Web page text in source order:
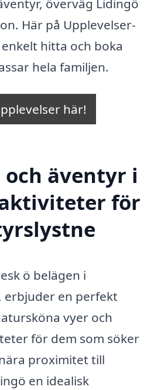
överväg Lidingö
Här på Upplevelser-
hitta och boka
hela familjen.
här!
äventyr i
för
ö belägen i
erbjuder en perfekt
vyer och
för dem som söker
proximitet till
en idealisk